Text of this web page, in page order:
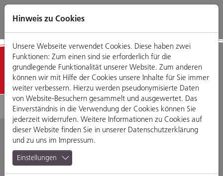
Direkt
zum
Zum
Hauptmenü
Zum
Footermenü
Zur
Website-
Detailansicht
IF-Bauelemente
Hinweis zu Cookies
Unsere Webseite verwendet Cookies. Diese haben zwei
Funktionen: Zum einen sind sie erforderlich für die
grundlegende Funktionalität unserer Website. Zum anderen
können wir mit Hilfe der Cookies unsere Inhalte für Sie immer
weiter verbessern. Hierzu werden pseudonymisierte Daten
von Website-Besuchern gesammelt und ausgewertet. Das
Einverständnis in die Verwendung der Cookies können Sie
jederzeit widerrufen. Weitere Informationen zu Cookies auf
dieser Website finden Sie in unserer Datenschutzerklärung
und zu uns im Impressum.
Einstellungen